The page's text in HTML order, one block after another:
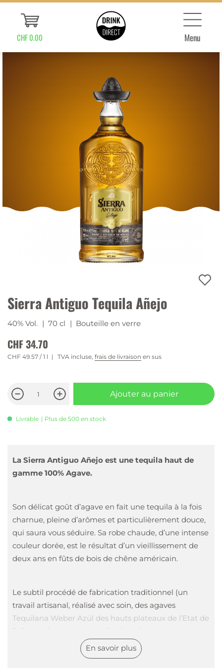
CHF 0.00 Menu
Sierra Antiguo Tequila Añejo
40% Vol. | 70 cl | Bouteille en verre
CHF 34.70
CHF 49.57 / 1 l TVA incluse, frais de livraison en sus
Ajouter au panier
Livrable | Plus de 500 en stock
La Sierra Antiguo Añejo est une tequila haut de
gamme 100% Agave.
Son délicat goût d’agave en fait une tequila à la fois
charnue, pleine d’arômes et particulièrement douce,
qui saura vous séduire. Sa robe chaude, d’une intense
couleur dorée, est le résultat d’un vieillissement de
deux ans en fûts de bois de chêne américain.
Le subtil procédé de fabrication traditionnel (un
travail artisanal, réalisé avec soin, des agaves
Tequilana Weber Azúl des hauts plateaux de l’Etat de
Jalisco, soigneusement sélectionnées, et une
distillation délicate, en deux temps, en alambic de
cuivre) répond aux standards les plus élevés.
En savoir plus